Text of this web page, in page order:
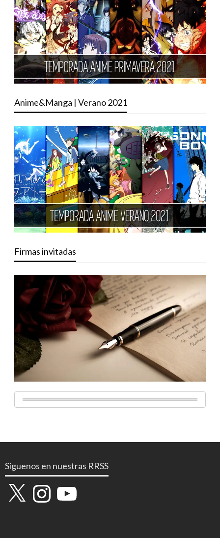
Anime&Manga | Verano 2021
Firmas invitadas
Síguenos en nuestras RRSS
X InstagramYouTube